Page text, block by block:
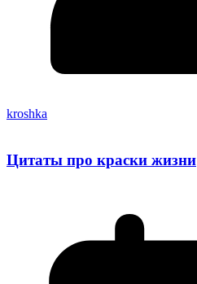
kroshka
Цитаты про краски жизни